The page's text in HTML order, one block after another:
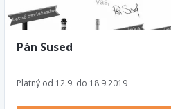
Pán Sused
Platný od 12.9. do 18.9.2019